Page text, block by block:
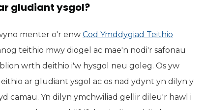
gludiant ysgol?
menter o'r enw Cod Ymddygiad Teithio
teithio mwy diogel ac mae'n nodi'r safonau
wrth deithio i'w hysgol neu goleg. Os yw
ar gludiant ysgol ac os nad ydynt yn dilyn y
camau. Yn dilyn ymchwiliad gellir dileu'r hawl i